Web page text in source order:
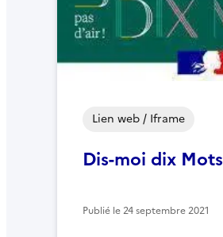
Dis-moi dix Mots
Lien web / Iframe
Publié le24 septembre 2021